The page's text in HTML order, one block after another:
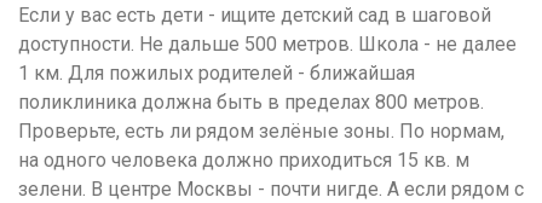
Если у вас есть дети - ищите детский сад в шаговой
доступности. Не дальше 500 метров. Школа - не далее
1 км. Для пожилых родителей - ближайшая
поликлиника должна быть в пределах 800 метров.
Проверьте, есть ли рядом зелёные зоны. По нормам,
на одного человека должно приходиться 15 кв. м
зелени. В центре Москвы - почти нигде. А если рядом с